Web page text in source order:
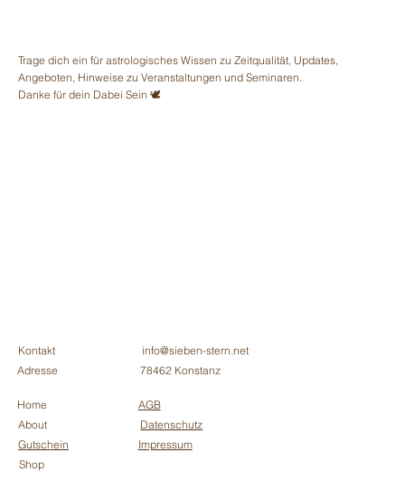
Trage dich ein für astrologisches Wissen zu Zeitqualität, Updates,
Angeboten, Hinweise zu Veranstaltungen und Seminaren.
Danke für dein Dabei Sein 🕊
Home
info@sieben-stern.net
Adresse
Shop
Kontakt
78462 Konstanz
Impressum
Datenschutz
AGB
About
Gutschein